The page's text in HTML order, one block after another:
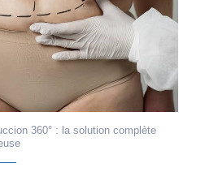
360° : la solution complète